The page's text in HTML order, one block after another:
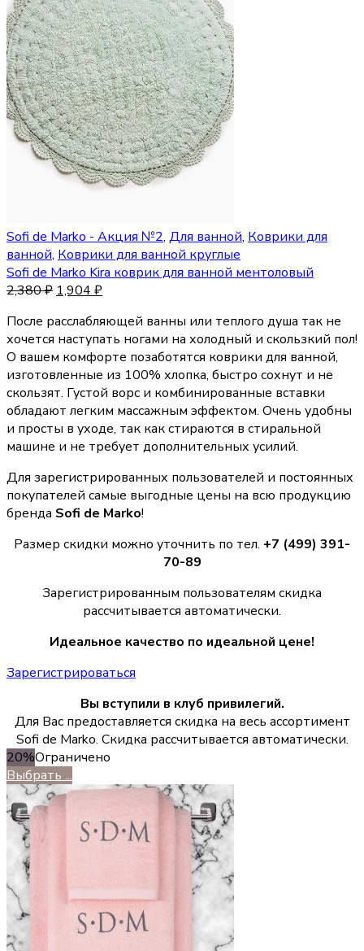
Sofi de Marko - Акция №2, Для ванной, Коврики для
ванной, Коврики для ванной круглые
Sofi de Marko Kira коврик для ванной ментоловый
2,380₽ 1,904 ₽
После расслабляющей ванны или теплого душа так не
хочется наступать ногами на холодный и скользкий пол!
О вашем комфорте позаботятся коврики для ванной,
изготовленные из 100% хлопка, быстро сохнут и не
скользят. Густой ворс и комбинированные вставки
обладают легким массажным эффектом. Очень удобны
и просты в уходе, так как стираются в стиральной
машине и не требует дополнительных усилий.
Для зарегистрированных пользователей и постоянных
покупателей самые выгодные цены на всю продукцию
бренда Sofi de Marko!
Размер скидки можно уточнить по тел. +7 (499) 391-
70-89
Зарегистрированным пользователям скидка
рассчитывается автоматически.
Идеальное качество по идеальной цене!
Зарегистрироваться
Вы вступили в клуб привилегий.
Для Вас предоставляется скидка на весь ассортимент
Sofi de Marko. Скидка рассчитывается автоматически.
20%Ограничено
Выбрать ...